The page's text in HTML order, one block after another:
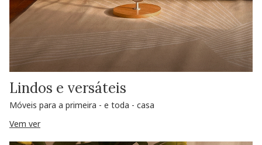
Lindos e versáteis
Móveis para a primeira - e toda - casa
Vem ver